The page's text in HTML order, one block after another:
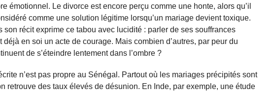
émotionnel. Le divorce est encore perçu comme une honte, alors qu’il
comme une solution légitime lorsqu’un mariage devient toxique.
son récit exprime ce tabou avec lucidité : parler de ses souffrances
déjà en soi un acte de courage. Mais combien d’autres, par peur du
de s’éteindre lentement dans l’ombre ?
n’est pas propre au Sénégal. Partout où les mariages précipités sont
retrouve des taux élevés de désunion. En Inde, par exemple, une étude